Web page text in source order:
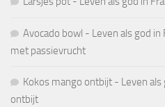
Avocado bowl - Leven als god in
met passievrucht
Kokos mango ontbijt - Leven als
ontbijt